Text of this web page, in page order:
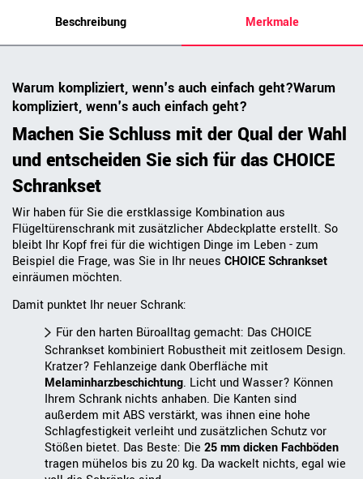
Beschreibung Merkmale
Warum kompliziert, wenn's auch einfach geht?Warum
kompliziert, wenn's auch einfach geht?
Machen Sie Schluss mit der Qual der Wahl
und entscheiden Sie sich für das CHOICE
Schrankset
Wir haben für Sie die erstklassige Kombination aus
Flügeltürenschrank mit zusätzlicher Abdeckplatte erstellt. So
bleibt Ihr Kopf frei für die wichtigen Dinge im Leben - zum
Beispiel die Frage, was Sie in Ihr neues CHOICE Schrankset
einräumen möchten.
Damit punktet Ihr neuer Schrank:
Für den harten Büroalltag gemacht: Das CHOICE
Schrankset kombiniert Robustheit mit zeitlosem Design.
Kratzer? Fehlanzeige dank Oberfläche mit
Melaminharzbeschichtung. Licht und Wasser? Können
Ihrem Schrank nichts anhaben. Die Kanten sind
außerdem mit ABS verstärkt, was ihnen eine hohe
Schlagfestigkeit verleiht und zusätzlichen Schutz vor
Stößen bietet. Das Beste: Die 25 mm dicken Fachböden
tragen mühelos bis zu 20 kg. Da wackelt nichts, egal wie